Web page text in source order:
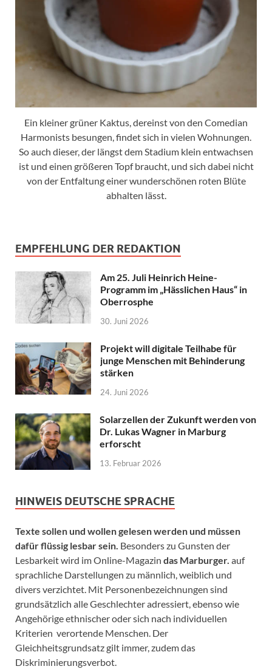
Ein kleiner grüner Kaktus, dereinst von den Comedian
Harmonists besungen, findet sich in vielen Wohnungen.
So auch dieser, der längst dem Stadium klein entwachsen
ist und einen größeren Topf braucht, und sich dabei nicht
von der Entfaltung einer wunderschönen roten Blüte
abhalten lässt.
EMPFEHLUNG DER REDAKTION
Am 25. Juli Heinrich Heine-
Programm im „Hässlichen Haus“ in
Oberrosphe
30. Juni 2026
Projekt will digitale Teilhabe für
junge Menschen mit Behinderung
stärken
24. Juni 2026
Solarzellen der Zukunft werden von
Dr. Lukas Wagner in Marburg
erforscht
13. Februar 2026
HINWEIS DEUTSCHE SPRACHE
Texte sollen und wollen gelesen werden und müssen
dafür flüssig lesbar sein. Besonders zu Gunsten der
Lesbarkeit wird im Online-Magazin das Marburger. auf
sprachliche Darstellungen zu männlich, weiblich und
divers verzichtet. Mit Personenbezeichnungen sind
grundsätzlich alle Geschlechter adressiert, ebenso wie
Angehörige ethnischer oder sich nach individuellen
Kriterien verortende Menschen. Der
Gleichheitsgrundsatz gilt immer, zudem das
Diskriminierungsverbot.